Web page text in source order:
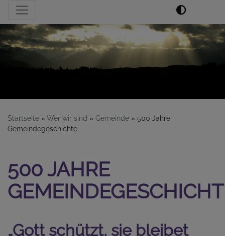
Hauptnavigation
Startseite Wer wir sind Gemeinde
500 Jahre
Gemeindegeschichte
500 JAHRE
„Gott schützt, sie bleibet